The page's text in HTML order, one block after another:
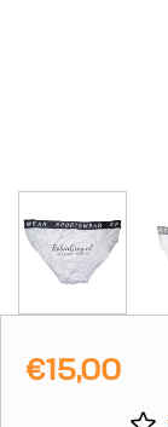
€15,00